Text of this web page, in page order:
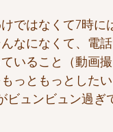
ではなくて7時
なになくて、電
いること（動画
っともっとした
ュンビュン過ぎ